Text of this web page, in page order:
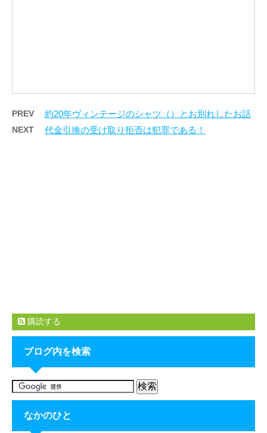
PREV 約20年ヴィンテージのシャツ（）とお別れしたお話
NEXT 代金引換の受け取り拒否は犯罪である！
購読する
ブログ内を検索
なかのひと